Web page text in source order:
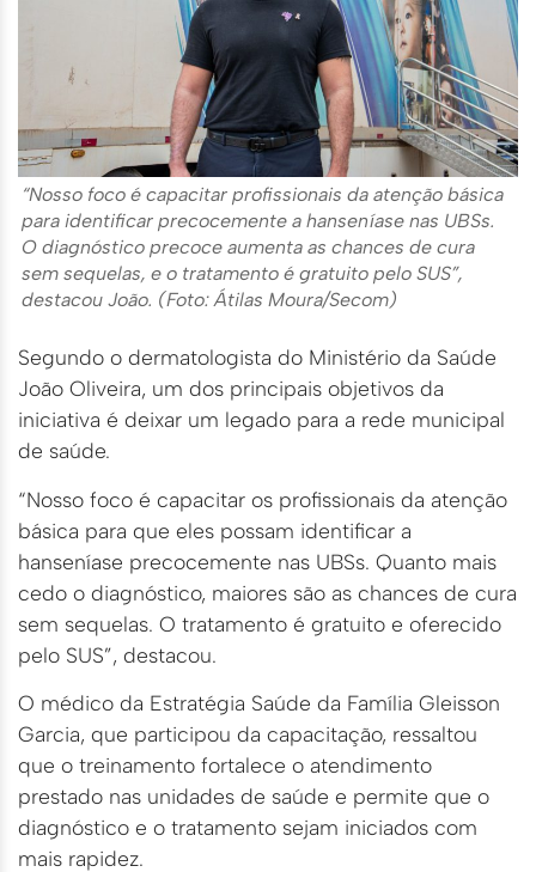
“Nosso foco é capacitar profissionais da atenção básica
para identificar precocemente a hanseníase nas UBSs.
O diagnóstico precoce aumenta as chances de cura
sem sequelas, e o tratamento é gratuito pelo SUS”,
destacou João. (Foto: Átilas Moura/Secom)
Segundo o dermatologista do Ministério da Saúde
João Oliveira, um dos principais objetivos da
iniciativa é deixar um legado para a rede municipal
de saúde.
“Nosso foco é capacitar os profissionais da atenção
básica para que eles possam identificar a
hanseníase precocemente nas UBSs. Quanto mais
cedo o diagnóstico, maiores são as chances de cura
sem sequelas. O tratamento é gratuito e oferecido
pelo SUS”, destacou.
O médico da Estratégia Saúde da Família Gleisson
Garcia, que participou da capacitação, ressaltou
que o treinamento fortalece o atendimento
prestado nas unidades de saúde e permite que o
diagnóstico e o tratamento sejam iniciados com
mais rapidez.